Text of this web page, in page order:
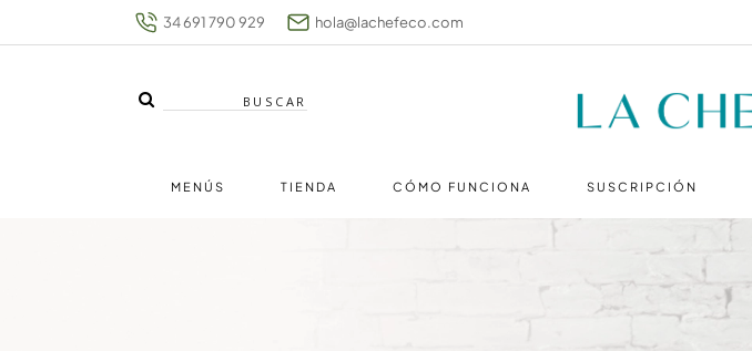
34 691 790 929 hola@lachefeco.com
MENÚS TIENDA CÓMO FUNCIONA SUSCRIPCIÓN